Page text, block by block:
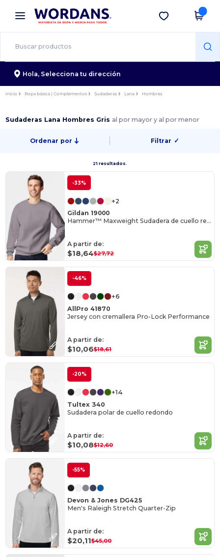
× App de Wordans
¡Mejores precios en app!
Descargar app
Hola, Selecciona tu dirección
Inicio Ropa básica | Complementos Sudaderas Lana Hombres
Sudaderas Lana Hombres Gris al por mayor y al por menor
Ordenar por Filtrar ✓
21 resultados.
-33%
+2
Gildan 19000
Hammer™ Maxweight Sudadera de cuello redondo
A partir de:
$18,64$27,72
-46%
+6
AllPro 41870
Jersey con cremallera Pro-Lock Performance
A partir de:
$10,06$18,61
-20%
+14
Tultex 340
Sudadera polar de cuello redondo
A partir de:
$10,08$12,60
-55%
Devon & Jones DG425
Men's Raleigh Stretch Quarter-Zip
A partir de:
$20,11$45,00